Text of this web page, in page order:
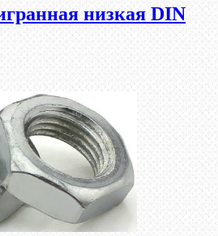
низкая DIN